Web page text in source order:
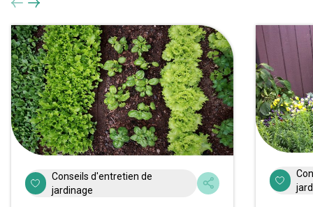
Conseils d'entretien de
jardinage